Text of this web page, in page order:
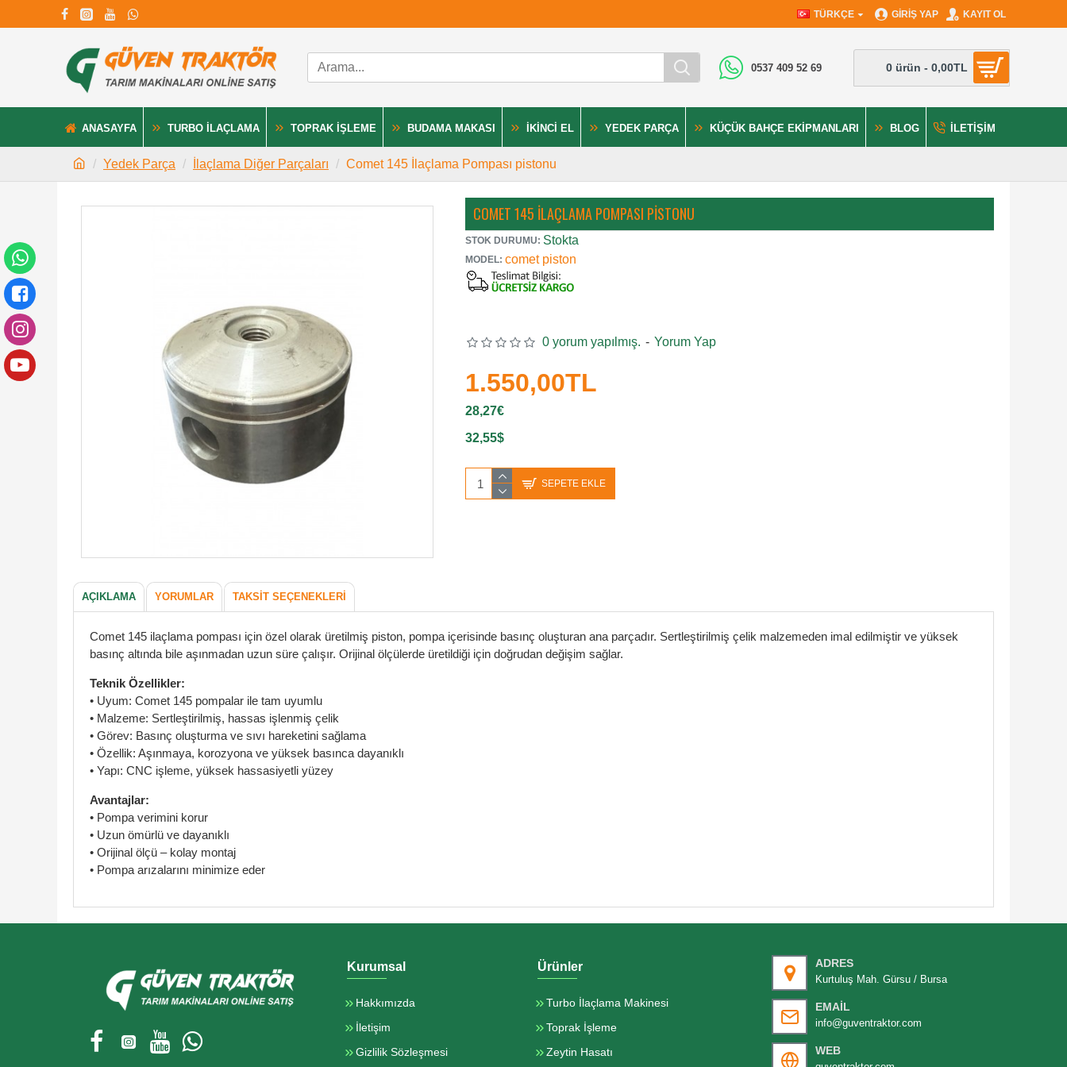
TÜRKÇE GIRIŞ YAP KAYIT OL
0537 409 52 69 0 ürün - 0,00TL
ANASAYFA TURBO İLAÇLAMA TOPRAK İŞLEME BUDAMA MAKASI İKINCI EL YEDEK PARÇA KÜÇÜK BAHÇE EKIPMANLARI BLOG İLETIŞIM
Yedek Parça İlaçlama Diğer Parçaları Comet 145 İlaçlama Pompası pistonu
COMET 145 İLAÇLAMA POMPASI PISTONU
STOK DURUMU: Stokta
MODEL: comet piston
0 yorum yapılmış. - Yorum Yap
1.550,00TL
28,27€
32,55$
SEPETE EKLE
AÇIKLAMA YORUMLAR TAKSIT SEÇENEKLERI
Comet 145 ilaçlama pompası için özel olarak üretilmiş piston, pompa içerisinde basınç oluşturan ana parçadır. Sertleştirilmiş çelik malzemeden imal edilmiştir ve yüksek
basınç altında bile aşınmadan uzun süre çalışır. Orijinal ölçülerde üretildiği için doğrudan değişim sağlar.
Teknik Özellikler:
• Uyum: Comet 145 pompalar ile tam uyumlu
• Malzeme: Sertleştirilmiş, hassas işlenmiş çelik
• Görev: Basınç oluşturma ve sıvı hareketini sağlama
• Özellik: Aşınmaya, korozyona ve yüksek basınca dayanıklı
• Yapı: CNC işleme, yüksek hassasiyetli yüzey
Avantajlar:
• Pompa verimini korur
• Uzun ömürlü ve dayanıklı
• Orijinal ölçü – kolay montaj
• Pompa arızalarını minimize eder
Kurumsal
Hakkımızda
İletişim
Gizlilik Sözleşmesi
Ürünler
Turbo İlaçlama Makinesi
Toprak İşleme
Zeytin Hasatı
ADRES
Kurtuluş Mah. Gürsu / Bursa
EMAIL
info@guventraktor.com
WEB